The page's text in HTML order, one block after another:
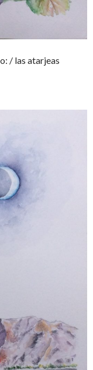
/ las atarjeas